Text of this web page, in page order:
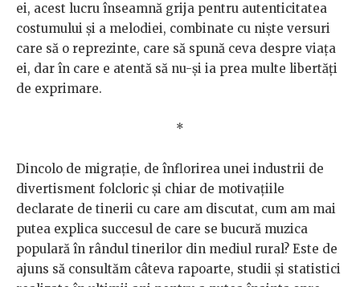
ei, acest lucru înseamnă grija pentru autenticitatea
costumului și a melodiei, combinate cu niște versuri
care să o reprezinte, care să spună ceva despre viața
ei, dar în care e atentă să nu-și ia prea multe libertăți
de exprimare.
*
Dincolo de migrație, de înflorirea unei industrii de
divertisment folcloric și chiar de motivațiile
declarate de tinerii cu care am discutat, cum am mai
putea explica succesul de care se bucură muzica
populară în rândul tinerilor din mediul rural? Este de
ajuns să consultăm câteva rapoarte, studii și statistici